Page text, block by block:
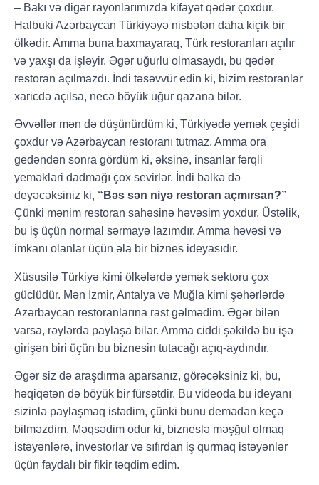
– Bakı və digər rayonlarımızda kifayət qədər çoxdur.
Halbuki Azərbaycan Türkiyəyə nisbətən daha kiçik bir
ölkədir. Amma buna baxmayaraq, Türk restoranları açılır
və yaxşı da işləyir. Əgər uğurlu olmasaydı, bu qədər
restoran açılmazdı. İndi təsəvvür edin ki, bizim restoranlar
xaricdə açılsa, necə böyük uğur qazana bilər.
Əvvəllər mən də düşünürdüm ki, Türkiyədə yemək çeşidi
çoxdur və Azərbaycan restoranı tutmaz. Amma ora
gedəndən sonra gördüm ki, əksinə, insanlar fərqli
yeməkləri dadmağı çox sevirlər. İndi bəlkə də
deyəcəksiniz ki, “Bəs sən niyə restoran açmırsan?”
Çünki mənim restoran sahəsinə həvəsim yoxdur. Üstəlik,
bu iş üçün normal sərmayə lazımdır. Amma həvəsi və
imkanı olanlar üçün əla bir biznes ideyasıdır.
Xüsusilə Türkiyə kimi ölkələrdə yemək sektoru çox
güclüdür. Mən İzmir, Antalya və Muğla kimi şəhərlərdə
Azərbaycan restoranlarına rast gəlmədim. Əgər bilən
varsa, rəylərdə paylaşa bilər. Amma ciddi şəkildə bu işə
girişən biri üçün bu biznesin tutacağı açıq-aydındır.
Əgər siz də araşdırma aparsanız, görəcəksiniz ki, bu,
həqiqətən də böyük bir fürsətdir. Bu videoda bu ideyanı
sizinlə paylaşmaq istədim, çünki bunu demədən keçə
bilməzdim. Məqsədim odur ki, bizneslə məşğul olmaq
istəyənlərə, investorlar və sıfırdan iş qurmaq istəyənlər
üçün faydalı bir fikir təqdim edim.